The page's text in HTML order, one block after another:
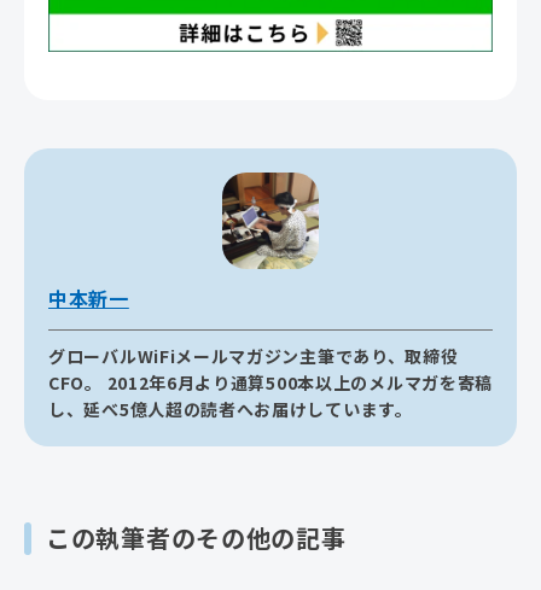
中本新一
グローバルWiFiメールマガジン主筆であり、取締役
CFO。 2012年6月より通算500本以上のメルマガを寄稿
し、延べ5億人超の読者へお届けしています。
この執筆者のその他の記事